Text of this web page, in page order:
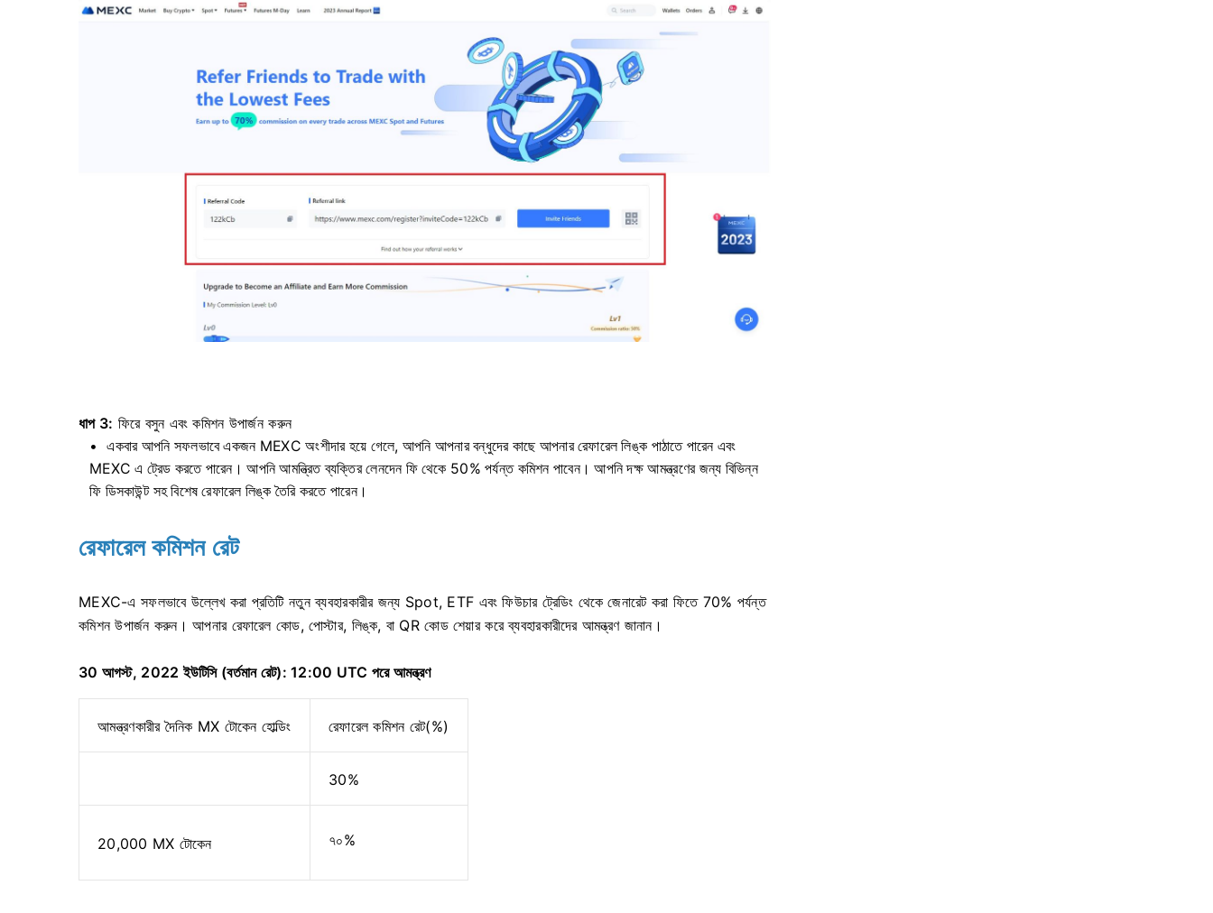
ধাপ 3: ফিরে বসুন এবং কমিশন উপার্জন করুন
একবার আপনি সফলভাবে একজন MEXC অংশীদার হয়ে গেলে, আপনি আপনার বন্ধুদের কাছে আপনার রেফারেল লিঙ্ক পাঠাতে পারেন এবং
MEXC এ ট্রেড করতে পারেন।আপনি আমন্ত্রিত ব্যক্তির লেনদেন ফি থেকে 50% পর্যন্ত কমিশন পাবেন।আপনি দক্ষ আমন্ত্রণের জন্য বিভিন্ন
ফি ডিসকাউন্ট সহ বিশেষ রেফারেল লিঙ্ক তৈরি করতে পারেন।
রেফারেল কমিশন রেট
MEXC-এ সফলভাবে উল্লেখ করা প্রতিটি নতুন ব্যবহারকারীর জন্য Spot, ETF এবং ফিউচার ট্রেডিং থেকে জেনারেট করা ফিতে 70% পর্যন্ত
কমিশন উপার্জন করুন।আপনার রেফারেল কোড, পোস্টার, লিঙ্ক, বা QR কোড শেয়ার করে ব্যবহারকারীদের আমন্ত্রণ জানান।
30 আগস্ট, 2022 ইউটিসি (বর্তমান রেট): 12:00 UTC পরে আমন্ত্রণ
আমন্ত্রণকারীর দৈনিক MX টোকেন হোল্ডিং রেফারেল কমিশন রেট(%)
30%
20,000 MX টোকেন ৭০%